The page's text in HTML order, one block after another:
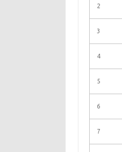
2
3
4
5
6
7